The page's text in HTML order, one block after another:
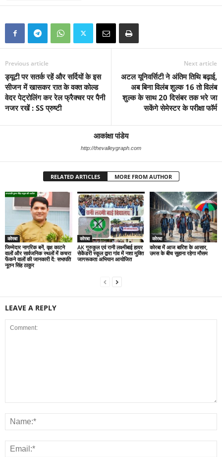
Previous article
ड्यूटी पर सतर्क रहें और सर्दियों के इस
सीजन में खासकर रात के वक्त कोल्ड
वेदर पेट्रोलिंग कर रेल फ्रैक्चर पर पैनी
नजर रखें : SS प्रुष्टी
Next article
अटल यूनिवर्सिटी ने अंतिम तिथि बढ़ाई,
अब बिना विलंब शुल्क 16 तो विलंब
शुल्क के साथ 20 दिसंबर तक भरे जा
सकेंगे सेमेस्टर के परीक्षा फॉर्म
आकांक्षा पांडेय
http://thevalleygraph.com
RELATED ARTICLES MORE FROM AUTHOR
कोरबा
जिम्मेदार नागरिक बनें, वृक्ष काटने
वालों और सार्वजनिक स्थलों में कचरा
फेंकने वालों की जानकारी दें: सभापति
नूतन सिंह ठाकुर
कोरबा
AK गुरुकुल एवं रानी लक्ष्मीबाई हायर
सेकेंडरी स्कूल द्वारा गांव में नशा मुक्ति
जागरूकता अभियान आयोजित
कोरबा
कोरबा में आज बारिश के आसार,
उमस के बीच सुहाना रहेगा मौसम
LEAVE A REPLY